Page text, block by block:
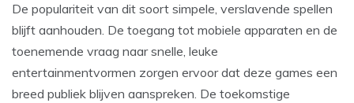
De populariteit van dit soort simpele, verslavende spellen
blijft aanhouden. De toegang tot mobiele apparaten en de
toenemende vraag naar snelle, leuke
entertainmentvormen zorgen ervoor dat deze games een
breed publiek blijven aanspreken. De toekomstige